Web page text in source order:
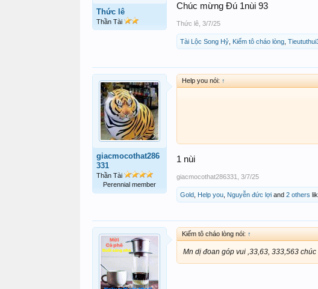
Thức lê
Thần Tài
Chúc mừng Đú 1nùi 93
Thức lê 3/7/25
Tài Lộc Song Hỷ Kiếm tô cháo lòng
giacmocothat286
331
Thần Tài
Perennial member
Help you nói: ↑
1 nùi
giacmocothat286331 3/7/25
Gold Help you Nguyễn đức lợi and 2 others
Kiếm tô cháo lòng nói: ↑
Mn dị đoan góp vui ,33,63, 333,563